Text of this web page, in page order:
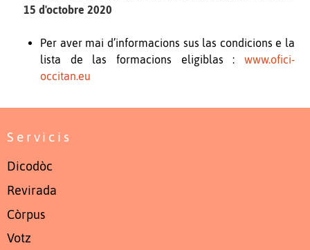
15 d'octobre 2020
Per aver mai d’informacions sus las condicions e la
lista de las formacions eligiblas : www.ofici-
occitan.eu
Servicis
Dicodòc
Revirada
Còrpus
Votz